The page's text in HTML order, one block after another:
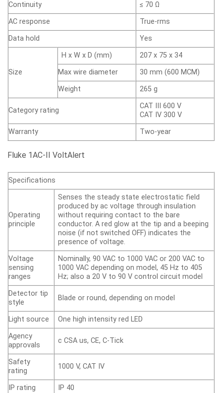
Continuity
≤ 70 Ω
AC response
True-rms
Data hold
Yes
Size
H x W x D (mm)
207 x 75 x 34
Max wire diameter
30 mm (600 MCM)
Weight
265 g
Category rating
CAT III 600 V
CAT IV 300 V
Warranty
Two-year
Fluke 1AC-II VoltAlert
Specifications
Operating
principle
Senses the steady state electrostatic ﬁeld
produced by ac voltage through insulation
without requiring contact to the bare
conductor. A red glow at the tip and a beeping
noise (if not switched OFF) indicates the
presence of voltage.
Voltage
sensing
ranges
Nominally, 90 VAC to 1000 VAC or 200 VAC to
1000 VAC depending on model, 45 Hz to 405
Hz; also a 20 V to 90 V control circuit model
Detector tip
style
Blade or round, depending on model
Light source
One high intensity red LED
Agency
approvals
c CSA us, CE, C-Tick
Safety
rating
1000 V, CAT IV
IP rating
IP 40